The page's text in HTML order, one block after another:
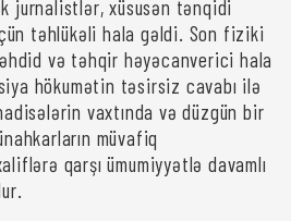
jurnalistlər, xüsusən tənqidi
təhlükəli hala gəldi. Son fiziki
və təhqir həyəcanverici hala
hökumətin təsirsiz cavabı ilə
vaxtında və düzgün bir
müvafiq
qarşı ümumiyyətlə davamlı